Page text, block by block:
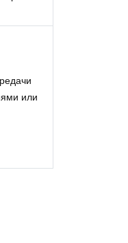
или